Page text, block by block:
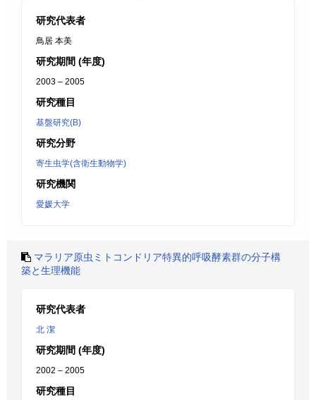
研究代表者
鳥居 本美
研究期間 (年度)
2003 – 2005
研究種目
基盤研究(B)
研究分野
寄生虫学(含衛生動物学)
研究機関
愛媛大学
マラリア原虫ミトコンドリア特異的呼吸酵素群の分子構
築と生理機能
研究代表者
北 潔
研究期間 (年度)
2002 – 2005
研究種目